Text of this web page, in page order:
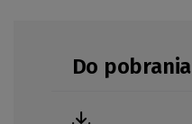
Do pobrania